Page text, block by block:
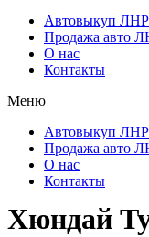
Автовыкуп ЛНР
Продажа авто
О нас
Контакты
Меню
Автовыкуп ЛНР
Продажа авто
О нас
Контакты
Хюндай